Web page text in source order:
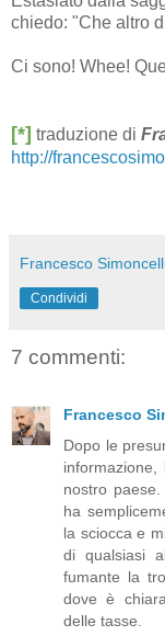
chiedo: "Che altro
Ci sono! Whee!
[*] traduzione di
http://
Francesco
Condividi
7 commenti:
Francesco
Dopo le
nostro
ha
la sciocca e
di qualsiasi
fumante la
dove è
delle tasse.